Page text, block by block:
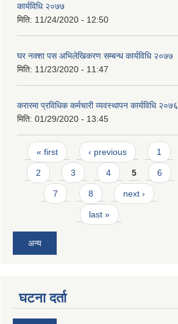
कार्यविधि २०७७
मिति: 11/24/2020 - 12:50
घर नक्शा पस अभिलेखिकरण सम्बन्ध कार्यविधि २०७७
मिति: 11/23/2020 - 11:47
करारमा प्रविधिक कर्मचारी व्यवस्थापन कार्यविधि २०७६
मिति: 01/29/2020 - 13:45
Pages
« first ‹ previous 1
2 3 4 5 6
7 8 next ›
last »
अन्य
घटना दर्ता